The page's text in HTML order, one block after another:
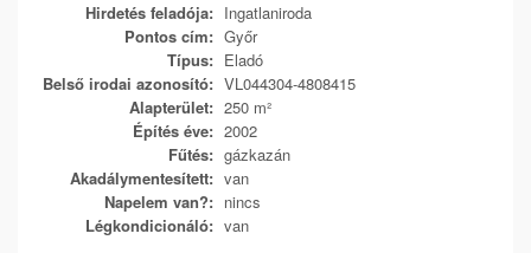
Hirdetés feladója: Ingatlaniroda
Pontos cím: Győr
Típus: Eladó
Belső irodai azonosító: VL044304-4808415
Alapterület: 250 m²
Építés éve: 2002
Fűtés: gázkazán
Akadálymentesített: van
Napelem van?: nincs
Légkondicionáló: van